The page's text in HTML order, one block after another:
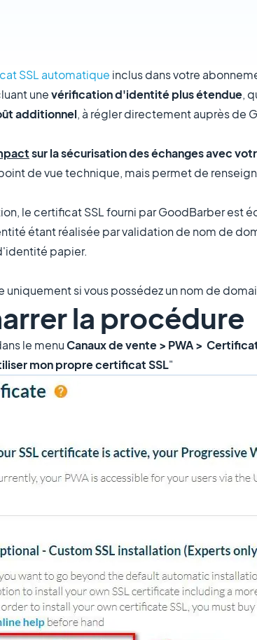
SSL automatique inclus dans votre
unevérification d'identité plus étendue,
additionnel, à régler directement auprès de
sur la sécurisation des échanges avec
de vue technique, mais permet de
le certificat SSL fourni par GoodBarber est
étant réalisée par validation de nom de
papier.
uniquement si vous possédez un nom de
la procédure
le menuCanaux de vente > PWA >
mon propre certificat SSL"